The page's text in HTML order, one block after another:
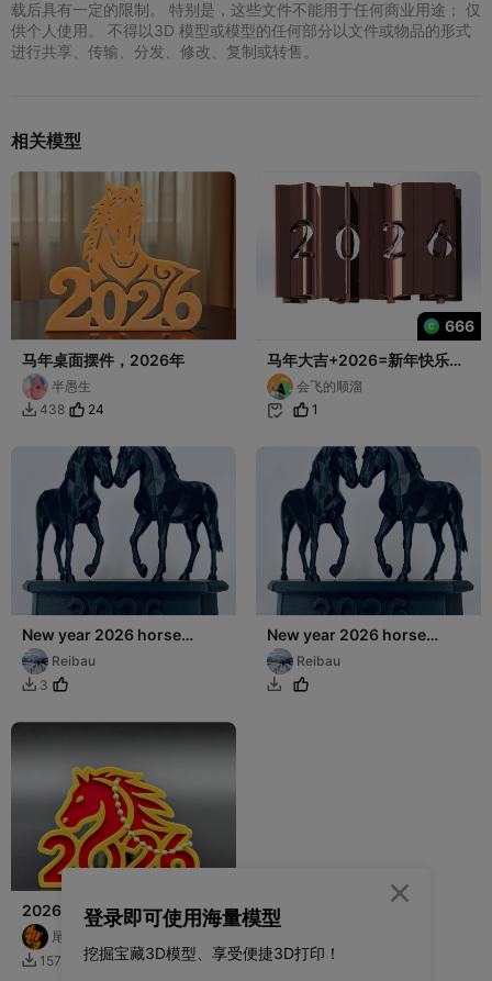
载后具有一定的限制。 特别是，这些文件不能用于任何商业用途； 仅
供个人使用。 不得以3D 模型或模型的任何部分以文件或物品的形式
进行共享、传输、分发、修改、复制或转售。
相关模型
马年桌面摆件，2026年
半愚生
 438 24
666
马年大吉+2026=新年快乐
（新年摆件）
会飞的顺溜
 1
New year 2026 horse
decorReibau
 3
New year 2026 horse
decorReibau

2026马年包挂
尾料终结者
 157 12
登录即可使用海量模型
挖掘宝藏3D模型、享受便捷3D打印！
